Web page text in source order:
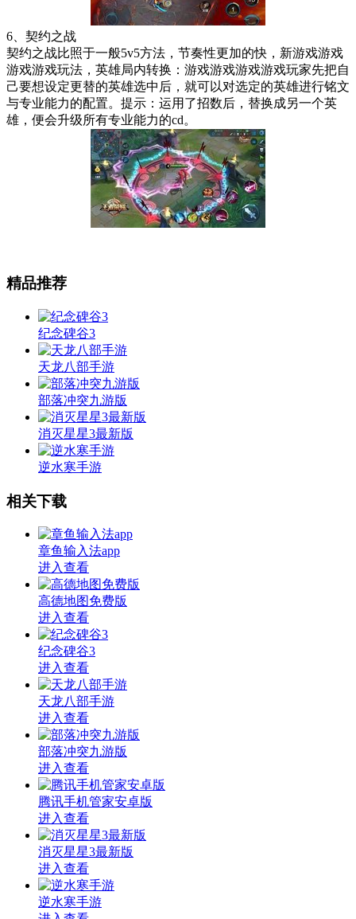
6、契约之战
契约之战比照于一般5v5方法，节奏性更加的快，新游戏游戏
游戏游戏玩法，英雄局内转换：游戏游戏游戏游戏玩家先把自
己要想设定更替的英雄选中后，就可以对选定的英雄进行铭文
与专业能力的配置。提示：运用了招数后，替换成另一个英
雄，便会升级所有专业能力的cd。
精品推荐
纪念碑谷3
天龙八部手游
部落冲突九游版
消灭星星3最新版
逆水寒手游
相关下载
章鱼输入法app
进入查看
高德地图免费版
进入查看
纪念碑谷3
进入查看
天龙八部手游
进入查看
部落冲突九游版
进入查看
腾讯手机管家安卓版
进入查看
消灭星星3最新版
进入查看
逆水寒手游